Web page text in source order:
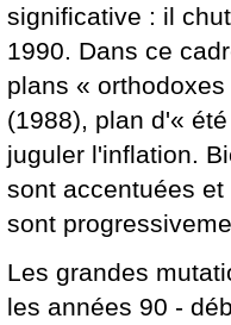
significative : il
1990. Dans ce
plans «
(1988), plan d'«
juguler l'inflation.
sont accentuées
sont
Les grandes
les années 90 -